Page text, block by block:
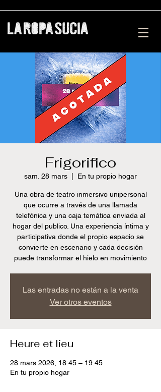
Frigorifico
sam. 28 mars En tu propio hogar
Una obra de teatro inmersivo unipersonal
que ocurre a través de una llamada
telefónica y una caja temática enviada al
hogar del publico. Una experiencia íntima y
participativa donde el propio espacio se
convierte en escenario y cada decisión
puede transformar el hielo en movimiento
Las entradas no están a la venta
Ver otros eventos
Heure et lieu
28 mars 2026, 18:45 – 19:45
En tu propio hogar